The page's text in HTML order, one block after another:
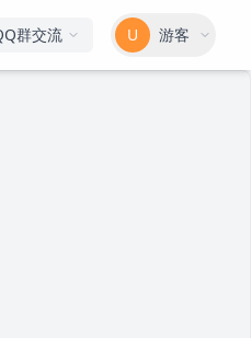
群交流 U 游客